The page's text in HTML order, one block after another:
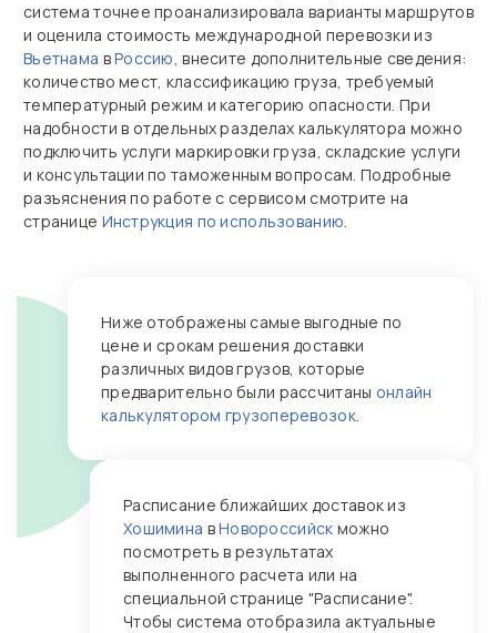
система точнее проанализировала варианты маршрутов
и оценила стоимость международной перевозки из
Вьетнама вРоссию, внесите дополнительные сведения:
количество мест, классификацию груза, требуемый
температурный режим и категорию опасности. При
надобности в отдельных разделах калькулятора можно
подключить услуги маркировки груза, складские услуги
и консультации по таможенным вопросам. Подробные
разъяснения по работе с сервисом смотрите на
странице Инструкция по использованию.
Ниже отображены самые выгодные по
цене и срокам решения доставки
различных видов грузов, которые
предварительно были рассчитаны онлайн
калькулятором грузоперевозок.
Расписание ближайших доставок из
Хошимина вНовороссийск можно
посмотреть в результатах
выполненного расчета или на
специальной странице "Расписание".
Чтобы система отобразила актуальные